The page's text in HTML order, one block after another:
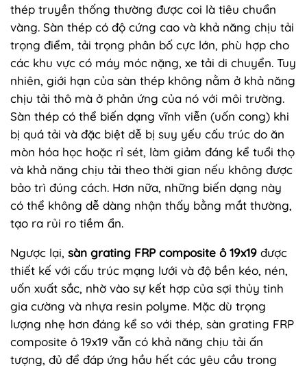
thép truyền thống thường được coi là tiêu chuẩn
vàng. Sàn thép có độ cứng cao và khả năng chịu tải
trọng điểm, tải trọng phân bố cực lớn, phù hợp cho
các khu vực có máy móc nặng, xe tải di chuyển. Tuy
nhiên, giới hạn của sàn thép không nằm ở khả năng
chịu tải thô mà ở phản ứng của nó với môi trường.
Sàn thép có thể biến dạng vĩnh viễn (uốn cong) khi
bị quá tải và đặc biệt dễ bị suy yếu cấu trúc do ăn
mòn hóa học hoặc rỉ sét, làm giảm đáng kể tuổi thọ
và khả năng chịu tải theo thời gian nếu không được
bảo trì đúng cách. Hơn nữa, những biến dạng này
có thể không dễ dàng nhận thấy bằng mắt thường,
tạo ra rủi ro tiềm ẩn.
Ngược lại, sàn grating FRP composite ô 19x19 được
thiết kế với cấu trúc mạng lưới và độ bền kéo, nén,
uốn xuất sắc, nhờ vào sự kết hợp của sợi thủy tinh
gia cường và nhựa resin polyme. Mặc dù trọng
lượng nhẹ hơn đáng kể so với thép, sàn grating FRP
composite ô 19x19 vẫn có khả năng chịu tải ấn
tượng, đủ để đáp ứng hầu hết các yêu cầu trong